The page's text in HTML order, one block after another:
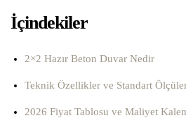
İçindekiler
2×2 Hazır Beton Duvar Nedir
Teknik Özellikler ve Standart
2026 Fiyat Tablosu ve Maliyet